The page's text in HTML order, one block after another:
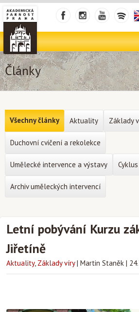
Články
Letní pobývání Kurzu
Jiřetíně
Aktuality, Základy víry | Martin Staněk |
Všechny články Aktuality Základy
Duchovní cvičení a rekolekce
Umělecké intervence a výstavy
Archiv uměleckých intervencí